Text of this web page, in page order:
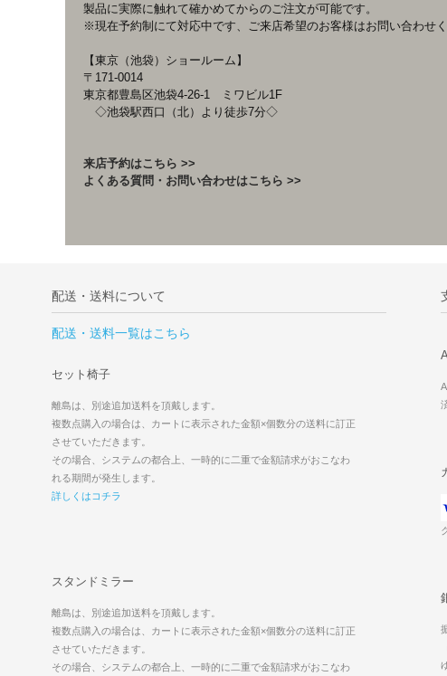
製品に実際に触れて確かめてからのご注文が可能です。
※現在予約制にて対応中です、ご来店希望のお客様はお問い合わせ
【東京（池袋）ショールーム】
〒171-0014
東京都豊島区池袋4-26-1 ミワビル1F
◇池袋駅西口（北）より徒歩7分◇
来店予約はこちら >>
よくある質問・お問い合わせはこちら >>
配送・送料について
配送・送料一覧はこちら
セット椅子
離島は、別途追加送料を頂戴します。
複数点購入の場合は、カートに表示された金額×個数分の送料に訂正
させていただきます。
その場合、システムの都合上、一時的に二重で金額請求がおこなわ
れる期間が発生します。
詳しくはコチラ
スタンドミラー
離島は、別途追加送料を頂戴します。
複数点購入の場合は、カートに表示された金額×個数分の送料に訂正
させていただきます。
その場合、システムの都合上、一時的に二重で金額請求がおこなわ